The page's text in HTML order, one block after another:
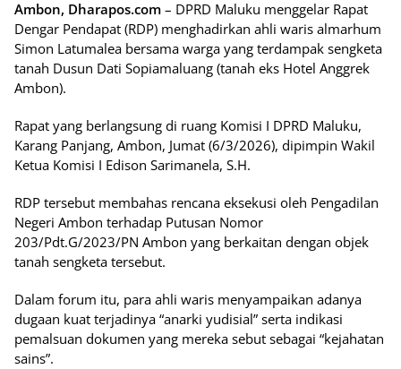
Ambon, Dharapos.com – DPRD Maluku menggelar Rapat
Dengar Pendapat (RDP) menghadirkan ahli waris almarhum
Simon Latumalea bersama warga yang terdampak sengketa
tanah Dusun Dati Sopiamaluang (tanah eks Hotel Anggrek
Ambon).
Rapat yang berlangsung di ruang Komisi I DPRD Maluku,
Karang Panjang, Ambon, Jumat (6/3/2026), dipimpin Wakil
Ketua Komisi I Edison Sarimanela, S.H.
RDP tersebut membahas rencana eksekusi oleh Pengadilan
Negeri Ambon terhadap Putusan Nomor
203/Pdt.G/2023/PN Ambon yang berkaitan dengan objek
tanah sengketa tersebut.
Dalam forum itu, para ahli waris menyampaikan adanya
dugaan kuat terjadinya “anarki yudisial” serta indikasi
pemalsuan dokumen yang mereka sebut sebagai “kejahatan
sains”.